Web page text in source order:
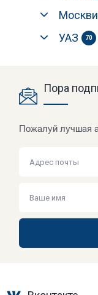
УАЗ 70
Пора
Пожалуй лучшая